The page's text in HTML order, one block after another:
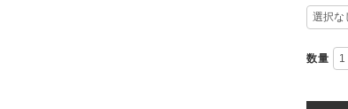
数量